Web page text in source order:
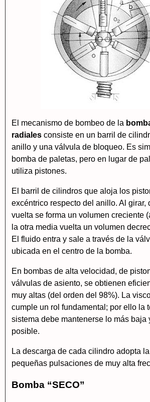
El mecanismo de bombeo de la
radiales consiste en un barril de
anillo y una válvula de bloqueo. Es
bomba de paletas, pero en lugar de
utiliza pistones.
El barril de cilindros que aloja los
excéntrico respecto del anillo. Al girar,
vuelta se forma un volumen creciente
la otra media vuelta un volumen
El fluido entra y sale a través de la
ubicada en el centro de la bomba.
En bombas de alta velocidad, de
válvulas de asiento, se obtienen
muy altas (del orden del 98%). La
cumple un rol fundamental; por ello la
sistema debe mantenerse lo más baja
posible.
La descarga de cada cilindro adopta
pequeñas pulsaciones de muy alta
Bomba “SECO”